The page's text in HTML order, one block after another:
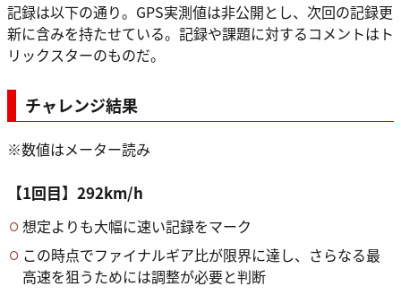
記録は以下の通り。GPS実測値は非公開とし、次回の記録更
新に含みを持たせている。記録や課題に対するコメントはト
リックスターのものだ。
チャレンジ結果
※数値はメーター読み
【1回目】292km/h
想定よりも大幅に速い記録をマーク
この時点でファイナルギア比が限界に達し、さらなる最
高速を狙うためには調整が必要と判断